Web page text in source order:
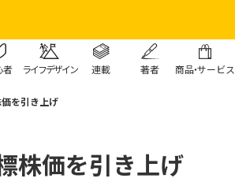
者 ライフデザイン 連載 著者 商品・サービス
を引き上げ
株価を引き上げ